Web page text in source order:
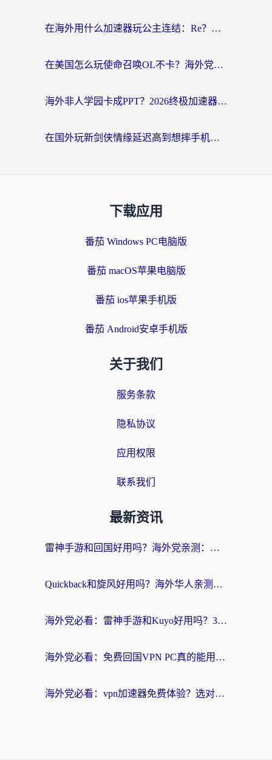
在海外用什么加速器玩公主连结：Re？老玩家亲测的稳定方案来了
在美国怎么玩使命召唤OL不卡？海外党亲测有效的国服游戏加速器指南
海外非人学园卡成PPT？2026终极加速器指南：从暗区突围到王国纪元，一篇搞定
在国外玩新剑侠情缘延迟高到想摔手机？海外玩家亲测有效的加速器选择指南
下载应用
番茄 Windows PC电脑版
番茄 macOS苹果电脑版
番茄 ios苹果手机版
番茄 Android安卓手机版
关于我们
服务条款
隐私协议
应用权限
联系我们
最新资讯
雷神手游和回国好用吗？海外党亲测：选对加速器才能无缝刷剧打游戏
Quickback和旋风好用吗？海外华人亲测：选对回国加速器才能无缝看央视5
海外党必看：雷神手游和Kuyo好用吗？3款回国加速器实测+避坑指南
海外党必看：免费回国VPN PC真的能用？附国内高速VPN选择全攻略
海外党必看：vpn加速器免费体验？选对回国加速器才能无缝刷国内剧玩国服